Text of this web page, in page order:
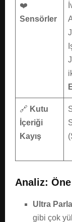
❤️
Sensörler
🔗 Kutu
İçeriği
Kayış
Analiz:
Ultra
gibi çok